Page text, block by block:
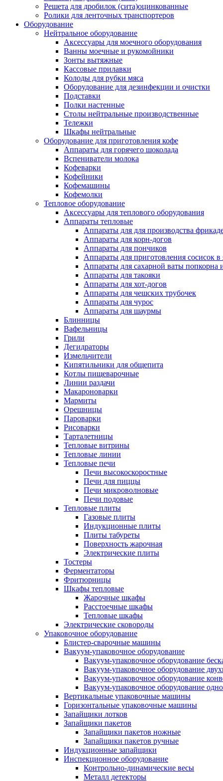
Решета для дробилок (сита)оцинкованные
Ролики для ленточных транспортеров
Оборудование
Нейтральное оборудование
Аксессуары для моечного оборудования
Ванны моечные и рукомойники
Зонты вытяжные
Кассовые прилавки
Колоды для рубки мяса
Оборудование для дезинфекции и очистки
Подставки
Полки настенные
Столы нейтральные производственные
Тележки
Шкафы нейтральные
Оборудование для приготовления кофе
Аппараты для горячего шоколада
Вспениватели молока
Кофеварки
Кофейники
Кофемашины
Кофемолки
Тепловое оборудование
Аксессуары для теплового оборудования
Аппараты тепловые
Аппараты для для производства
Аппараты для корн-догов
Аппараты для пончиков
Аппараты для приготовления сосисок в
Аппараты для сахарной ваты попкорна
Аппараты для такояки
Аппараты для хот-догов
Аппараты для чешских трубочек
Аппараты для чурос
Аппараты для шаурмы
Блинницы
Вафельницы
Грили
Дегидраторы
Измельчители
Кипятильники для общепита
Котлы пищеварочные
Линии раздачи
Макароноварки
Мармиты
Орешницы
Пароварки
Рисоварки
Тарталетницы
Тепловые витрины
Тепловые линии
Тепловые печи
Печи высокоскоростные
Печи для пиццы
Печи микроволновые
Печи подовые
Тепловые плиты
Газовые плиты
Индукционные плиты
Плиты табуреты
Поверхность жарочная
Электрические плиты
Тостеры
Ферментаторы
Фритюрницы
Шкафы тепловые
Жарочные шкафы
Расстоечные шкафы
Тепловые шкафы
Электрические сковороды
Упаковочное оборудование
Блистер-сварочные машины
Вакуум-упаковочное оборудование
Вакуум-упаковочное оборудование
Вакуум-упаковочное оборудование
Вакуум-упаковочное оборудование
Вакуум-упаковочное оборудование
Вертикальные упаковочные машины
Горизонтальные упаковочные машины
Запайщики лотков
Запайщики пакетов
Запайщики пакетов ножные
Запайщики пакетов ручные
Индукционные запайщики
Инспекционное оборудование
Контрольно-динамические весы
Металл детекторы